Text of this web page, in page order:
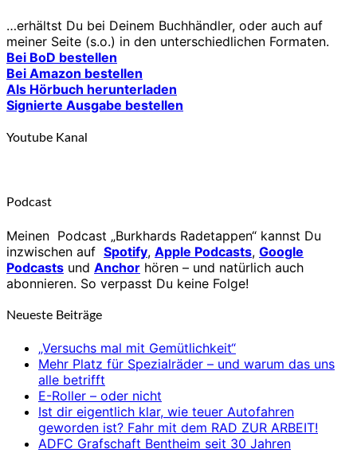
…erhältst Du bei Deinem Buchhändler, oder auch auf
meiner Seite (s.o.) in den unterschiedlichen Formaten.
Bei BoD bestellen
Bei Amazon bestellen
Als Hörbuch herunterladen
Signierte Ausgabe bestellen
Youtube Kanal
Podcast
Meinen Podcast „Burkhards Radetappen“ kannst Du
inzwischen auf Spotify, Apple Podcasts, Google
Podcasts und Anchor hören – und natürlich auch
abonnieren. So verpasst Du keine Folge!
Neueste Beiträge
„Versuchs mal mit Gemütlichkeit“
Mehr Platz für Spezialräder – und warum das uns
alle betrifft
E-Roller – oder nicht
Ist dir eigentlich klar, wie teuer Autofahren
geworden ist? Fahr mit dem RAD ZUR ARBEIT!
ADFC Grafschaft Bentheim seit 30 Jahren